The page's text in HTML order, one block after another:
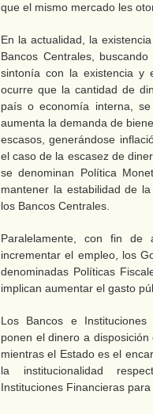
que el mismo mercado les
En la actualidad, la
Bancos Centrales,
sintonía con la existencia y
ocurre que la cantidad de
país o economía interna,
aumenta la demanda de
escasos, generándose
el caso de la escasez de
se denominan Política
mantener la estabilidad de
los Bancos Centrales.
Paralelamente, con fin de
incrementar el empleo, los
denominadas Políticas
implican aumentar el gasto
Los Bancos e
ponen el dinero a
mientras el Estado es el
la institucionalidad
Instituciones Financieras